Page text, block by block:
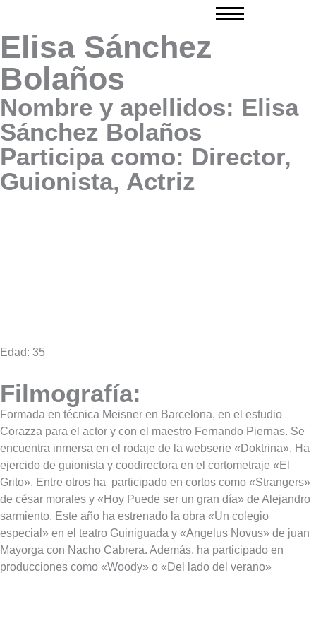
contenido
Elisa Sánchez
Bolaños
Nombre y apellidos: Elisa
Sánchez Bolaños
Participa como: Director,
Guionista, Actriz
Edad: 35
Filmografía:
Formada en técnica Meisner en Barcelona, en el estudio
Corazza para el actor y con el maestro Fernando Piernas. Se
encuentra inmersa en el rodaje de la webserie «Doktrina». Ha
ejercido de guionista y coodirectora en el cortometraje «El
Grito». Entre otros ha participado en cortos como «Strangers»
de césar morales y «Hoy Puede ser un gran día» de Alejandro
sarmiento. Este año ha estrenado la obra «Un colegio
especial» en el teatro Guiniguada y «Angelus Novus» de juan
Mayorga con Nacho Cabrera. Además, ha participado en
producciones como «Woody» o «Del lado del verano»